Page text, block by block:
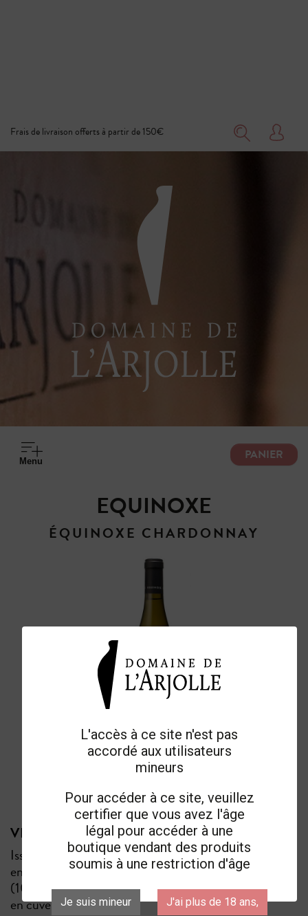
L'accès à ce site n'est pas
accordé aux utilisateurs
mineurs
Pour accéder à ce site, veuillez
certifier que vous avez l'âge
légal pour accéder à une
boutique vendant des produits
soumis à une restriction d'âge
Je suis mineur J'ai plus de 18 ans,
Frais de livraison offerts à partir de 150€
Menu PANIER
EQUINOXE
ÉQUINOXE CHARDONNAY
2025
VINIFICATION & ÉLEVAGE
Issu de la première presse. Fermentation alcoolique
entre 15°C et 18°C. 2/3 élevage en barriques sur lies
(10 mois) avec bâtonnage pendant 2 mois 1/3 élevage
en cuve.